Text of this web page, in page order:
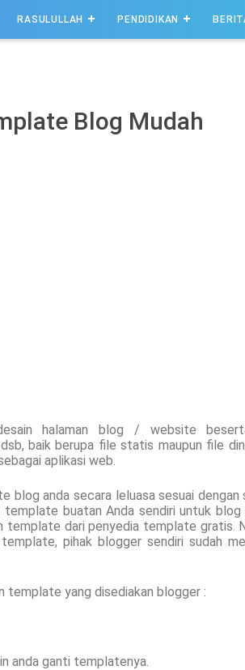
RASULULLAH PENDIDIKAN
Blog Mudah
halaman blog / website
baik berupa file statis maupun file
aplikasi web.
anda secara leluasa sesuai dengan
buatan Anda sendiri untuk blog
dari penyedia template gratis.
pihak blogger sendiri sudah
template yang disediakan blogger :
anda ganti templatenya.